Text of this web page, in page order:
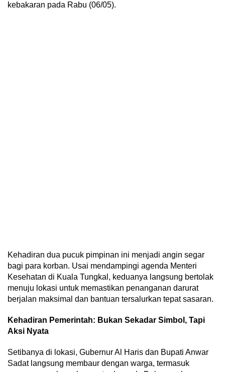
kebakaran pada Rabu (06/05).
Kehadiran dua pucuk pimpinan ini menjadi angin segar
bagi para korban. Usai mendampingi agenda Menteri
Kesehatan di Kuala Tungkal, keduanya langsung bertolak
menuju lokasi untuk memastikan penanganan darurat
berjalan maksimal dan bantuan tersalurkan tepat sasaran.
Kehadiran Pemerintah: Bukan Sekadar Simbol, Tapi
Aksi Nyata
Setibanya di lokasi, Gubernur Al Haris dan Bupati Anwar
Sadat langsung membaur dengan warga, termasuk